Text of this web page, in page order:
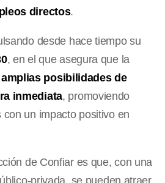
directos.
desde hace tiempo su
, en el que asegura que la
amplias posibilidades de
inmediata, promoviendo
un impacto positivo en
de Confiar es que, con una
privada, se pueden atraer